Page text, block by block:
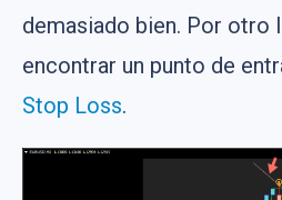
demasiado bien. Por otro
encontrar un punto de
Stop Loss.